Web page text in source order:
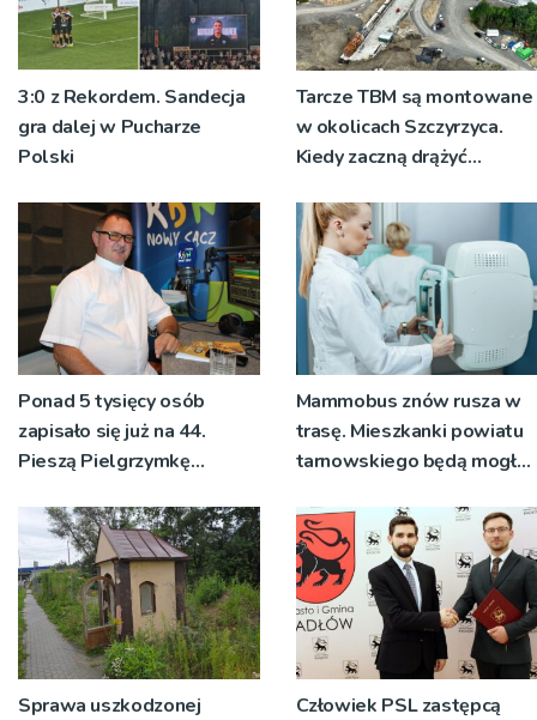
3:0 z Rekordem. Sandecja
gra dalej w Pucharze
Polski
Tarcze TBM są montowane
w okolicach Szczyrzyca.
Kiedy zaczną drążyć
Ponad 5 tysięcy osób
zapisało się już na 44.
Pieszą Pielgrzymkę
Mammobus znów rusza w
trasę. Mieszkanki powiatu
tarnowskiego będą mogły
badania
Sprawa uszkodzonej
Człowiek PSL zastępcą